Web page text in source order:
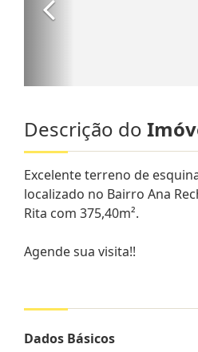
Descrição do
Excelente terreno de
localizado no Bairro Ana
Rita com 375,40m².
Agende sua visita!!
Dados Básicos